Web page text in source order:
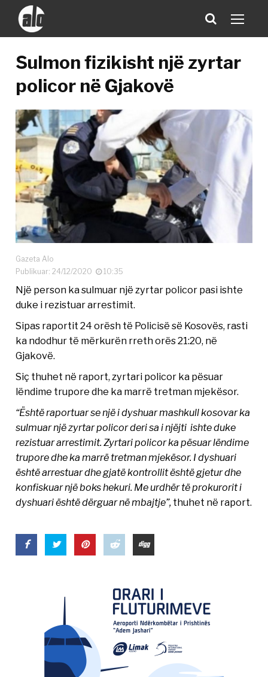
Sulmon fizikisht një zyrtar
policor në Gjakovë
Gazeta Alo
Publikuar: 24/12/2020
10:35
Një person ka sulmuar një zyrtar policor pasi ishte
duke i rezistuar arrestimit.
Sipas raportit 24 orësh të Policisë së Kosovës, rasti
ka ndodhur të mërkurën rreth orës 21:20, në
Gjakovë.
Siç thuhet në raport, zyrtari policor ka pësuar
lëndime trupore dhe ka marrë tretman mjekësor.
“Është raportuar se një i dyshuar mashkull kosovar ka
sulmuar një zyrtar policor deri sa i njëjti ishte duke
rezistuar arrestimit. Zyrtari policor ka pësuar lëndime
trupore dhe ka marrë tretman mjekësor. I dyshuari
është arrestuar dhe gjatë kontrollit është gjetur dhe
konfiskuar një boks hekuri. Me urdhër të prokurorit i
dyshuari është dërguar në mbajtje”, thuhet në raport.